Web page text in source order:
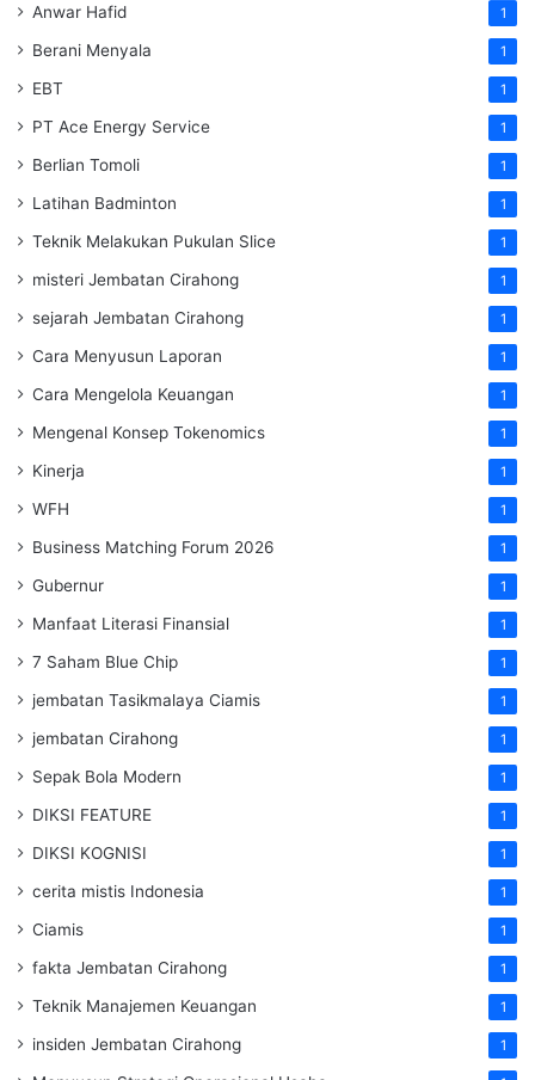
Anwar Hafid 1
Berani Menyala 1
EBT 1
PT Ace Energy Service 1
Berlian Tomoli 1
Latihan Badminton 1
Teknik Melakukan Pukulan Slice 1
misteri Jembatan Cirahong 1
sejarah Jembatan Cirahong 1
Cara Menyusun Laporan 1
Cara Mengelola Keuangan 1
Mengenal Konsep Tokenomics 1
Kinerja 1
WFH 1
Business Matching Forum 2026 1
Gubernur 1
Manfaat Literasi Finansial 1
7 Saham Blue Chip 1
jembatan Tasikmalaya Ciamis 1
jembatan Cirahong 1
Sepak Bola Modern 1
DIKSI FEATURE 1
DIKSI KOGNISI 1
cerita mistis Indonesia 1
Ciamis 1
fakta Jembatan Cirahong 1
Teknik Manajemen Keuangan 1
insiden Jembatan Cirahong 1